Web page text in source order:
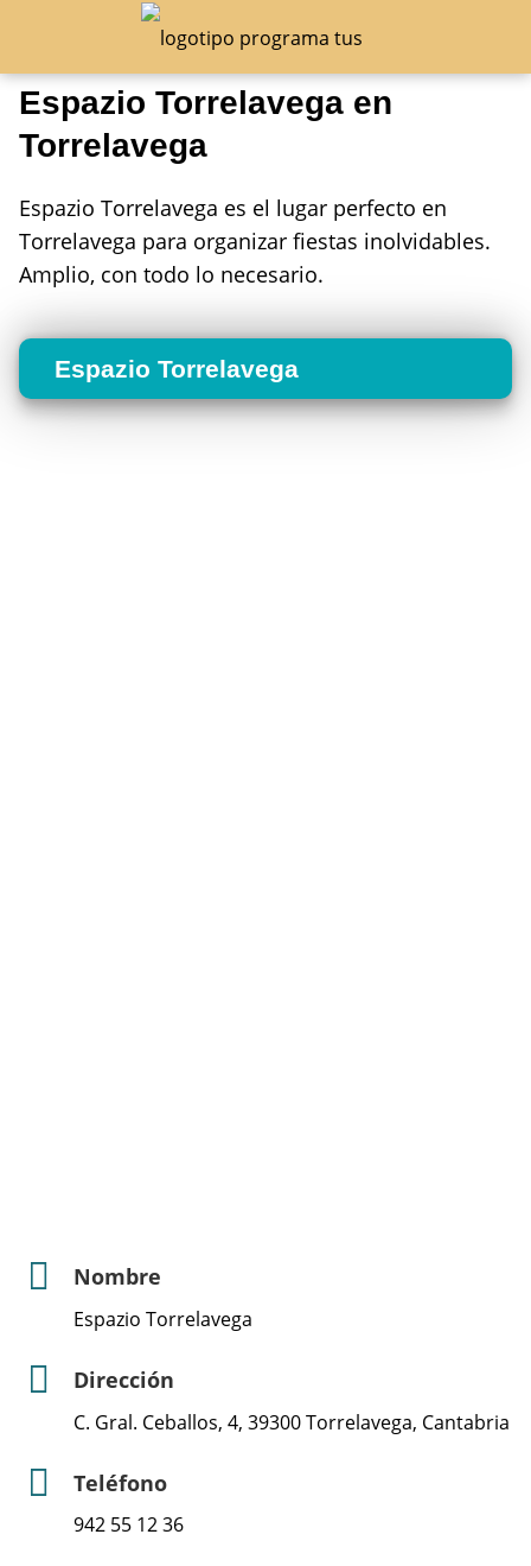
Espazio Torrelavega en
Torrelavega
Espazio Torrelavega es el lugar perfecto en
Torrelavega para organizar fiestas inolvidables.
Amplio, con todo lo necesario.
Espazio Torrelavega
Nombre
Espazio Torrelavega
Dirección
C. Gral. Ceballos, 4, 39300 Torrelavega, Cantabria
Teléfono
942 55 12 36